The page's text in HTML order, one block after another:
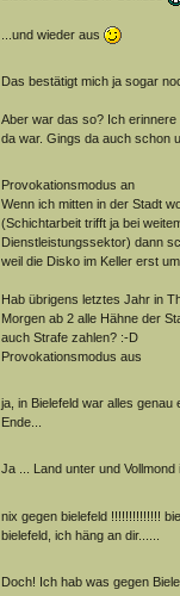
...und wieder aus
Das bestätigt mich ja sogar
Aber war das so? Ich
da war. Gings da auch schon
Provokationsmodus an
Wenn ich mitten in der Stadt
(Schichtarbeit trifft ja bei
Dienstleistungssektor) dann
weil die Disko im Keller erst
Hab übrigens letztes Jahr in
Morgen ab 2 alle Hähne der
auch Strafe zahlen? :-D
Provokationsmodus aus
ja, in Bielefeld war alles genau
Ende...
Ja ... Land unter und
nix gegen bielefeld !!!!!!!!!!!!!!
bielefeld, ich häng an dir......
Doch! Ich hab was gegen